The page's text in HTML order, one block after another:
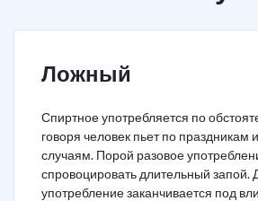
Ложный
Спиртное употребляется по
говоря человек пьет по праздникам
случаям. Порой разовое
спровоцировать длительный запой.
употребление заканчивается под